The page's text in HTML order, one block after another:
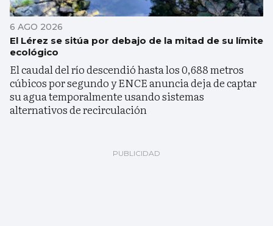
6 AGO 2026
El Lérez se sitúa por debajo de la mitad de su límite
ecológico
El caudal del río descendió hasta los 0,688 metros
cúbicos por segundo y ENCE anuncia deja de captar
su agua temporalmente usando sistemas
alternativos de recirculación